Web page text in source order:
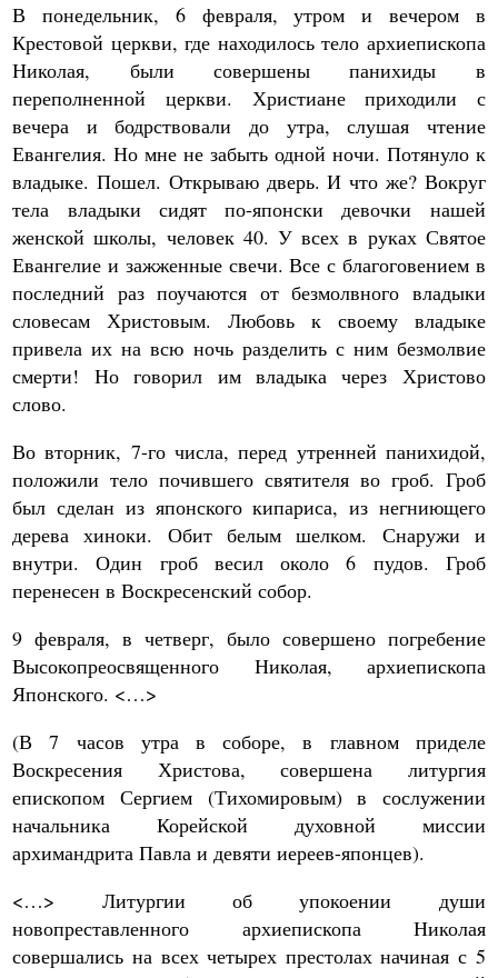
В понедельник, 6 февраля, утром и вечером в
Крестовой церкви, где находилось тело архиепископа
Николая, были совершены панихиды в
переполненной церкви. Христиане приходили с
вечера и бодрствовали до утра, слушая чтение
Евангелия. Но мне не забыть одной ночи. Потянуло к
владыке. Пошел. Открываю дверь. И что же? Вокруг
тела владыки сидят по-японски девочки нашей
женской школы, человек 40. У всех в руках Святое
Евангелие и зажженные свечи. Все с благоговением в
последний раз поучаются от безмолвного владыки
словесам Христовым. Любовь к своему владыке
привела их на всю ночь разделить с ним безмолвие
смерти! Но говорил им владыка через Христово
слово.
Во вторник, 7-го числа, перед утренней панихидой,
положили тело почившего святителя во гроб. Гроб
был сделан из японского кипариса, из негниющего
дерева хиноки. Обит белым шелком. Снаружи и
внутри. Один гроб весил около 6 пудов. Гроб
перенесен в Воскресенский собор.
9 февраля, в четверг, было совершено погребение
Высокопреосвященного Николая, архиепископа
Японского. <…>
(В 7 часов утра в соборе, в главном приделе
Воскресения Христова, совершена литургия
епископом Сергием (Тихомировым) в сослужении
начальника Корейской духовной миссии
архимандрита Павла и девяти иереев-японцев).
<…> Литургии об упокоении души
новопреставленного архиепископа Николая
совершались на всех четырех престолах начиная с 5